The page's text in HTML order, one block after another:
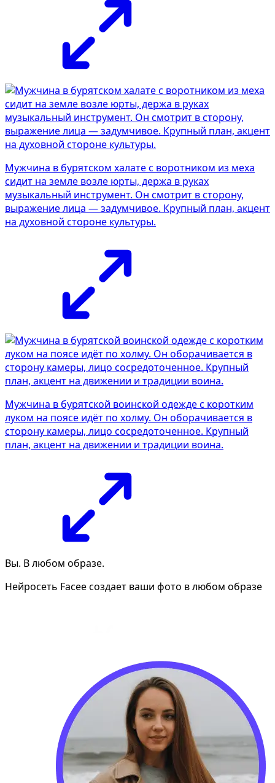
Мужчина в бурятском халате с воротником из меха
сидит на земле возле юрты, держа в руках
музыкальный инструмент. Он смотрит в сторону,
выражение лица — задумчивое. Крупный план, акцент
на духовной стороне культуры.
Мужчина в бурятской воинской одежде с коротким
луком на поясе идёт по холму. Он оборачивается в
сторону камеры, лицо сосредоточенное. Крупный
план, акцент на движении и традиции воина.
Вы. В любом образе.
Нейросеть Facee создает ваши фото в любом образе